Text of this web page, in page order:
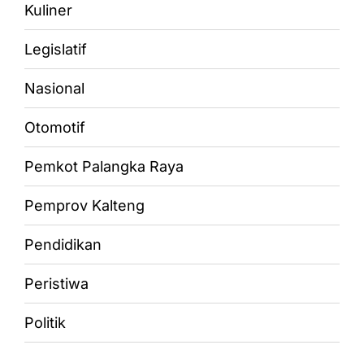
Kuliner
Legislatif
Nasional
Otomotif
Pemkot Palangka Raya
Pemprov Kalteng
Pendidikan
Peristiwa
Politik